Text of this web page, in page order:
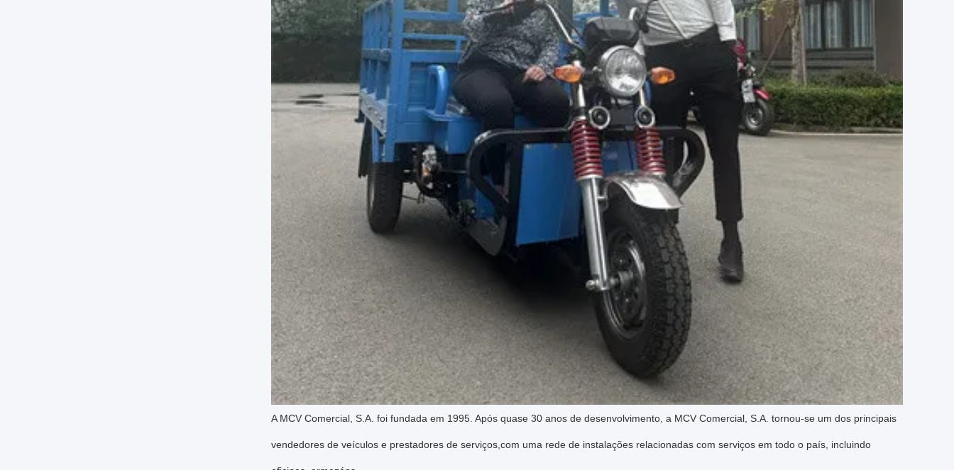
A MCV Comercial, S.A. foi fundada em 1995. Após quase 30 anos de desenvolvimento, a MCV Comercial, S.A. tornou-se um dos principais
vendedores de veículos e prestadores de serviços,com uma rede de instalações relacionadas com serviços em todo o país, incluindo